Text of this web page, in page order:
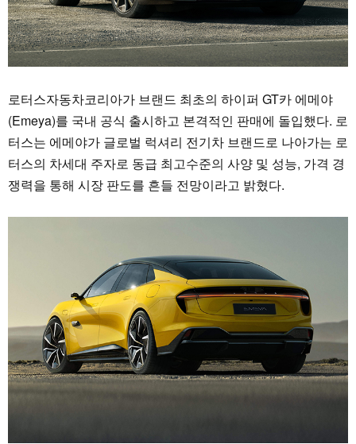
로터스자동차코리아가 브랜드 최초의 하이퍼 GT카 에메야
(Emeya)를 국내 공식 출시하고 본격적인 판매에 돌입했다. 로
터스는 에메야가 글로벌 럭셔리 전기차 브랜드로 나아가는 로
터스의 차세대 주자로 동급 최고수준의 사양 및 성능, 가격 경
쟁력을 통해 시장 판도를 흔들 전망이라고 밝혔다.